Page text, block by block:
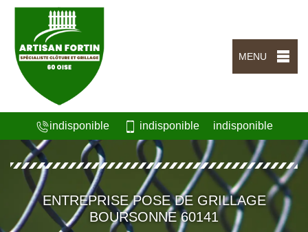
MENU
indisponible indisponible indisponible
ENTREPRISE POSE DE GRILLAGE
BOURSONNE 60141